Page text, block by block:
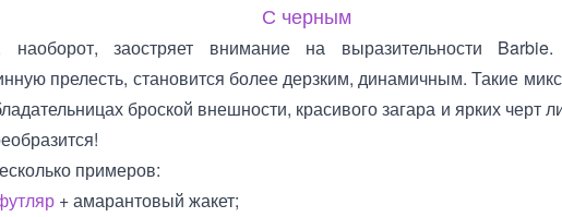
С черным
наоборот, заостряет внимание на выразительности
прелесть, становится более дерзким, динамичным. Такие
броской внешности, красивого загара и ярких черт
примеров:
+ амарантовый жакет;